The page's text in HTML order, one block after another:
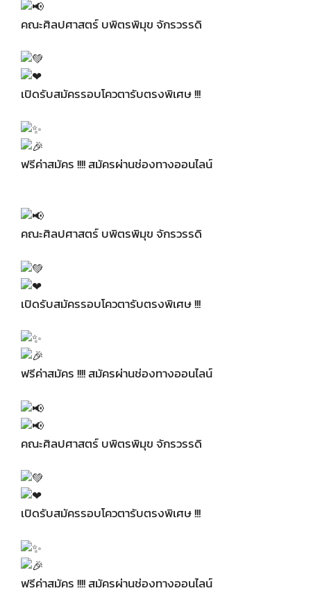
คณะศิลปศาสตร์ บพิตรพิมุข จักรวรรดิ
เปิดรับสมัครรอบโควตารับตรงพิเศษ !!!
ฟรีค่าสมัคร !!!! สมัครผ่านช่องทางออนไลน์
คณะศิลปศาสตร์ บพิตรพิมุข จักรวรรดิ
เปิดรับสมัครรอบโควตารับตรงพิเศษ !!!
ฟรีค่าสมัคร !!!! สมัครผ่านช่องทางออนไลน์
คณะศิลปศาสตร์ บพิตรพิมุข จักรวรรดิ
เปิดรับสมัครรอบโควตารับตรงพิเศษ !!!
ฟรีค่าสมัคร !!!! สมัครผ่านช่องทางออนไลน์